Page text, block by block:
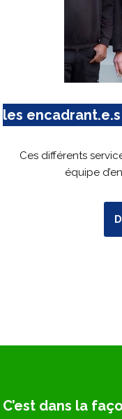
les encadrant.e.s
Ces différents
équipe
C’est dans la